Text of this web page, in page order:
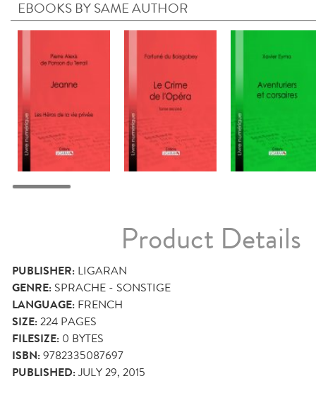
EBOOKS BY SAME AUTHOR
Product Details
PUBLISHER: LIGARAN
GENRE: SPRACHE - SONSTIGE
LANGUAGE: FRENCH
SIZE:224 PAGES
FILESIZE: 0 BYTES
ISBN:9782335087697
PUBLISHED:JULY 29, 2015